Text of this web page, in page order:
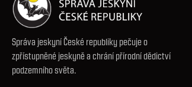
Správa jeskyní České republiky pečuje o
zpřístupněné jeskyně a chrání přírodní dědictví
podzemního světa.